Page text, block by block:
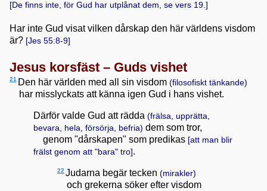
[De finns inte, för Gud har utplånat dem, se vers 19.]
Har inte Gud visat vilken dårskap den här världens visdom
är? [Jes 55:8-9]
Jesus korsfäst – Guds vishet
21 Den här världen med all sin visdom (filosofiskt tänkande)
har misslyckats att känna igen Gud i hans vishet.
Därför valde Gud att rädda (frälsa, upprätta,
bevara, hela, försörja, befria) dem som tror,
genom "dårskapen" som predikas [att man blir
frälst genom att "bara" tro] .
22 Judarna begär tecken (mirakler)
och grekerna söker efter visdom